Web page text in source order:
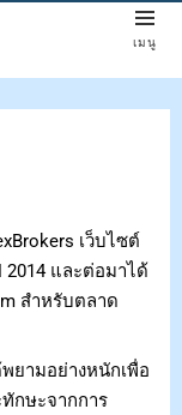
เมนู
เว็บไซต์
2014 และต่อมาได้
สำหรับตลาด
ยามอย่างหนักเพื่อ
กษะจากการ